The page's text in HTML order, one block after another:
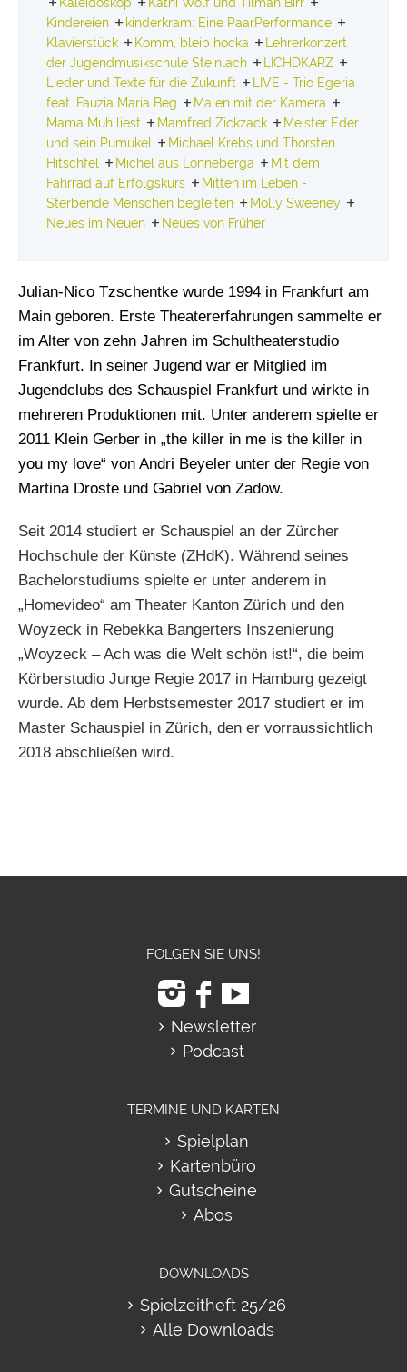
Kindereien
kinderkram: Eine PaarPerformance
Klavierstück
Komm, bleib hocka
Lehrerkonzert
der Jugendmusikschule Steinlach
LICHDKARZ
Lieder und Texte für die Zukunft
LIVE - Trio Egeria
feat. Fauzia Maria Beg
Malen mit der Kamera
Mama Muh liest
Mamfred Zickzack
Meister Eder
und sein Pumukel
Michael Krebs und Thorsten
Hitschfel
Michel aus Lönneberga
Mit dem
Fahrrad auf Erfolgskurs
Mitten im Leben -
Sterbende Menschen begleiten
Molly Sweeney
Neues im Neuen
Neues von Früher
Julian-Nico Tzschentke wurde 1994 in Frankfurt am
Main geboren. Erste Theatererfahrungen sammelte er
im Alter von zehn Jahren im Schultheaterstudio
Frankfurt. In seiner Jugend war er Mitglied im
Jugendclubs des Schauspiel Frankfurt und wirkte in
mehreren Produktionen mit. Unter anderem spielte er
2011 Klein Gerber in „the killer in me is the killer in
you my love“ von Andri Beyeler unter der Regie von
Martina Droste und Gabriel von Zadow.
Seit 2014 studiert er Schauspiel an der Zürcher
Hochschule der Künste (ZHdK). Während seines
Bachelorstudiums spielte er unter anderem in
„Homevideo“ am Theater Kanton Zürich und den
Woyzeck in Rebekka Bangerters Inszenierung
„Woyzeck – Ach was die Welt schön ist!“, die beim
Körberstudio Junge Regie 2017 in Hamburg gezeigt
wurde. Ab dem Herbstsemester 2017 studiert er im
Master Schauspiel in Zürich, den er vorraussichtlich
2018 abschließen wird.
FOLGEN SIE UNS!
Newsletter
Podcast
TERMINE UND KARTEN
Spielplan
Kartenbüro
Gutscheine
Abos
DOWNLOADS
Spielzeitheft 25/26
Alle Downloads